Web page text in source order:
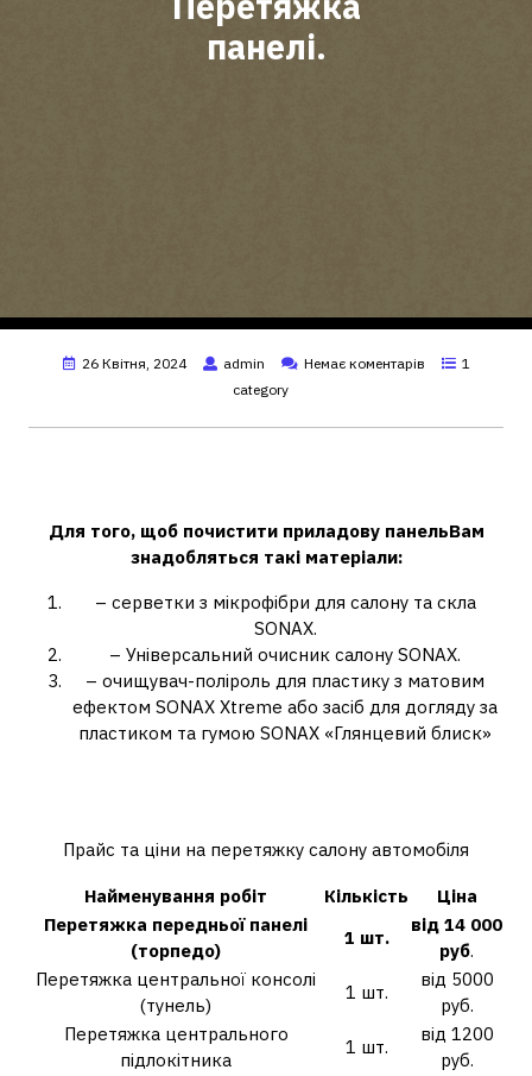
панелі.
26 Квітня, 2024 admin Немає коментарів
1
category
Для того, щоб почистити приладову панельВам
знадобляться такі матеріали:
– серветки з мікрофібри для салону та скла
SONAX.
– Універсальний очисник салону SONAX.
– очищувач-поліроль для пластику з матовим
ефектом SONAX Xtreme або засіб для догляду за
пластиком та гумою SONAX «Глянцевий блиск»
Прайс та ціни на перетяжку салону автомобіля
Найменування робіт Кількість
Ціна
Перетяжка передньої панелі
(торпедо)
1 шт.
від 14 000
руб.
Перетяжка центральної консолі
(тунель)
1 шт.
від 5000
руб.
Перетяжка центрального
підлокітника
1 шт.
від 1200
руб.